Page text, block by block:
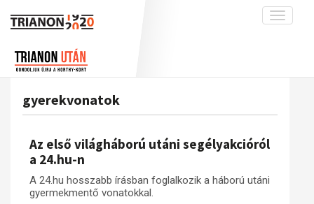
Toggle
interpretációk
A békerendszer megszilárdulása
Adatbázis
Emlékművek (feltöltés alatt)
Visszhang
gyerekvonatok
Az első világháború utáni segélyakcióról
a 24.hu-n
A 24.hu hosszabb írásban foglalkozik a háború utáni
gyermekmentő vonatokkal.